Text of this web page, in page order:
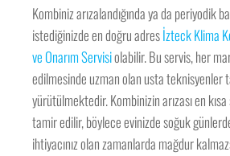
Kombiniz arızalandığında ya da periyodik
istediğinizde en doğru adresİzteck Klima
ve Onarım Servisiolabilir. Bu servis, her
edilmesinde uzman olan usta teknisyenler
yürütülmektedir. Kombinizin arızası en
tamir edilir, böylece evinizde soğuk
ihtiyacınız olan zamanlarda mağdur